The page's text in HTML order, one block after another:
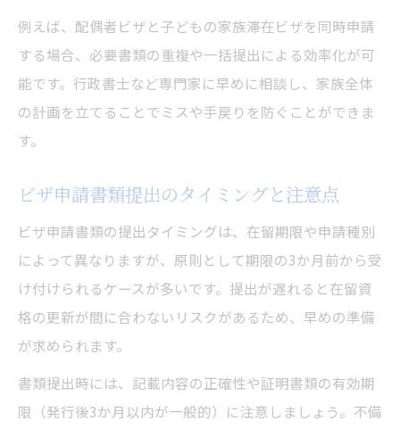
例えば、配偶者ビザと子どもの家族滞在ビザを同時申請
する場合、必要書類の重複や一括提出による効率化が可
能です。行政書士など専門家に早めに相談し、家族全体
の計画を立てることでミスや手戻りを防ぐことができま
す。
ビザ申請書類提出のタイミングと注意点
ビザ申請書類の提出タイミングは、在留期限や申請種別
によって異なりますが、原則として期限の3か月前から受
け付けられるケースが多いです。提出が遅れると在留資
格の更新が間に合わないリスクがあるため、早めの準備
が求められます。
書類提出時には、記載内容の正確性や証明書類の有効期
限（発行後3か月以内が一般的）に注意しましょう。不備